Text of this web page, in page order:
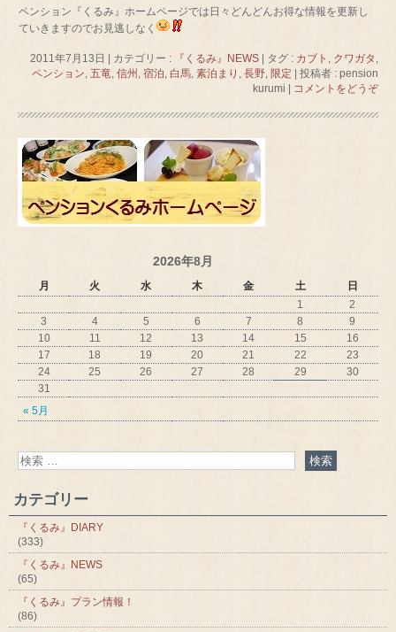
ペンション『くるみ』ホームページでは日々どんどんお得な情報を更新し
ていきますのでお見逃しなく
2011年7月13日 カテゴリー : 『くるみ』NEWS タグ : カブト , クワガタ ,
ペンション, 五竜, 信州 , 宿泊, 白馬, 素泊まり , 長野, 限定
投稿者 : pension
kurumi
コメントをどうぞ
2026年8月
月 火 水 木 金 土 日
« 5月
1
2
3
4 5 6 7 8
9
10
11 12 13 14 15
16
17
18 19 20 21 22
23
24
25 26 27 28 29
30
31
カテゴリー
『くるみ』DIARY
(333)
『くるみ』NEWS
(65)
『くるみ』プラン情報！
(86)